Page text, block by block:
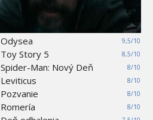
9,5/10
Odysea
8,5/10
Toy Story 5
8/10
Spider-Man: Nový Deň
8/10
Leviticus
8/10
Pozvanie
8/10
Romería